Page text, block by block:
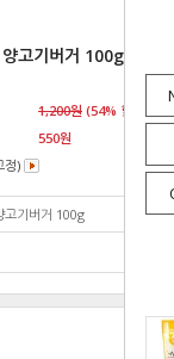
고기버거 100g
1,200원 (54% 할인)
550원
정)
고기버거 100g